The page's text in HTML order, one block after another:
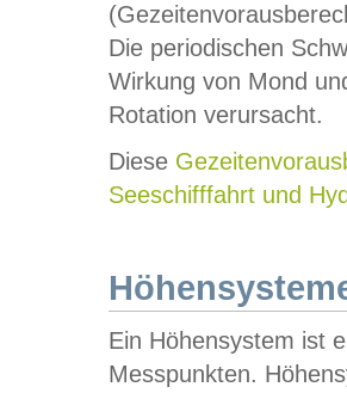
Die periodischen
Wirkung von Mond
Rotation verursacht.
Diese
Seeschifffahrt und
Ein Höhensystem ist
Messpunkten.